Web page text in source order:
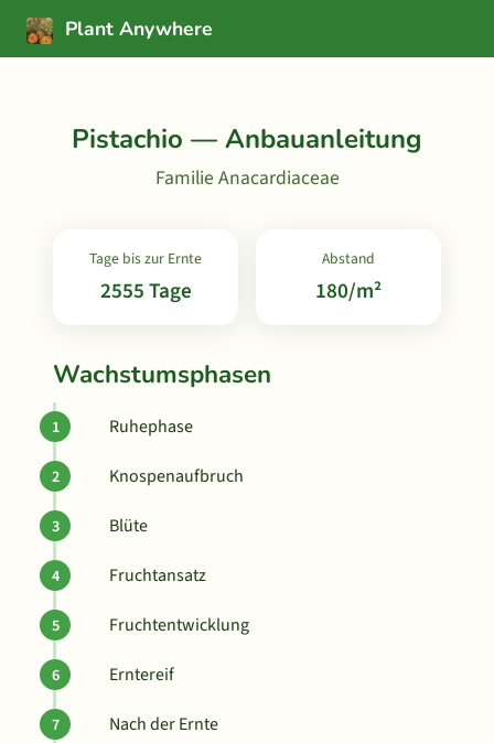
Plant Anywhere
Pistachio — Anbauanleitung
Familie Anacardiaceae
Tage bis zur Ernte
2555 Tage
Abstand
180/m²
Wachstumsphasen
Ruhephase
Knospenaufbruch
Blüte
Fruchtansatz
Fruchtentwicklung
Erntereif
Nach der Ernte